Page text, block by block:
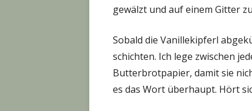
gewälzt und auf einem Gitter
Sobald die Vanillekipferl
schichten. Ich lege zwischen
Butterbrotpapier, damit sie
es das Wort überhaupt. Hört